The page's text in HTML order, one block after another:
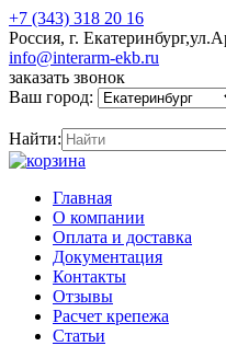
+7 (343) 318 20 16
Россия, г.
info@interarm-ekb.ru
заказать звонок
Ваш город:
Найти:
Главная
О компании
Оплата и доставка
Документация
Контакты
Отзывы
Расчет крепежа
Статьи